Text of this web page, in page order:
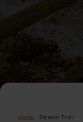
Home Stream Trail